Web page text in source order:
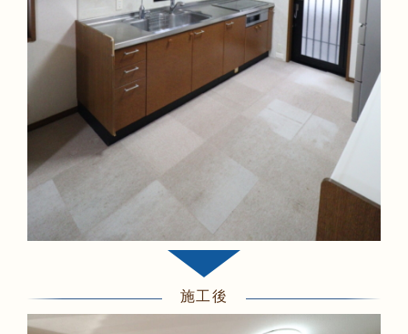
施工後